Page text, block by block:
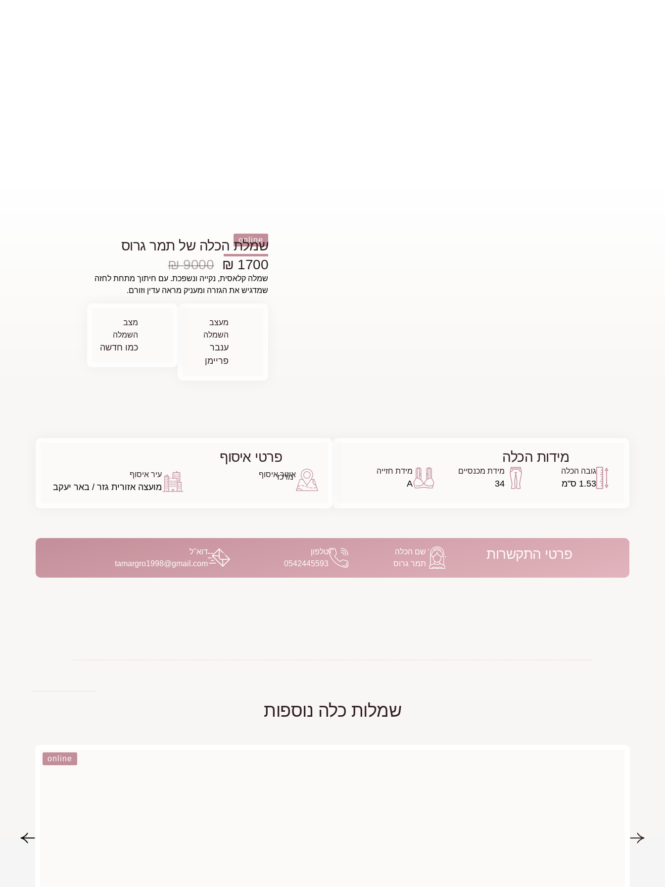
online
שמלת הכלה של תמר גרוס
1700 ₪
9000 ₪
שמלה קלאסית, נקייה ונשפכת. עם חיתוך מתחת לחזה
שמדגיש את הגזרה ומעניק מראה עדין וזורם.
מעצב
השמלה
ענבר
פריימן
מצב
השמלה
כמו חדשה
מידות הכלה
גובה הכלה
1.53 ס"מ
מידת מכנסיים
34
מידת חזייה
A
פרטי איסוף
איזור איסוף
מרכז עיר איסוף
מועצה אזורית גזר / באר יעקב
פרטי התקשרות
שם הכלה
תמר גרוס
טלפון
0542445593
דוא"ל
tamargro1998@gmail.com
שמלות כלה נוספות
online